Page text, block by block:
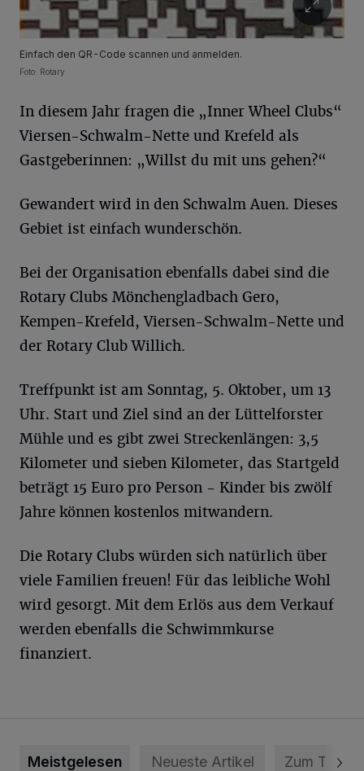
Einfach den QR-Code scannen und anmelden.
Foto: Rotary
In diesem Jahr fragen die „Inner Wheel Clubs“
Viersen-Schwalm-Nette und Krefeld als
Gastgeberinnen: „Willst du mit uns gehen?“
Gewandert wird in den Schwalm Auen. Dieses
Gebiet ist einfach wunderschön.
Bei der Organisation ebenfalls dabei sind die
Rotary Clubs Mönchengladbach Gero,
Kempen-Krefeld, Viersen-Schwalm-Nette und
der Rotary Club Willich.
Treffpunkt ist am Sonntag, 5. Oktober, um 13
Uhr. Start und Ziel sind an der Lüttelforster
Mühle und es gibt zwei Streckenlängen: 3,5
Kilometer und sieben Kilometer, das Startgeld
beträgt 15 Euro pro Person - Kinder bis zwölf
Jahre können kostenlos mitwandern.
Die Rotary Clubs würden sich natürlich über
viele Familien freuen! Für das leibliche Wohl
wird gesorgt. Mit dem Erlös aus dem Verkauf
werden ebenfalls die Schwimmkurse
finanziert.
Meistgelesen Neueste Artikel Zum Thema